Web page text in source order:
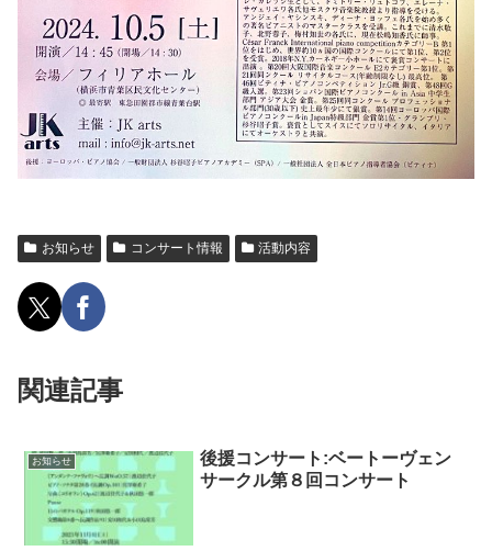
お知らせ コンサート情報 活動内容
関連記事
お知らせ
後援コンサート:ベートーヴェン
サークル第８回コンサート